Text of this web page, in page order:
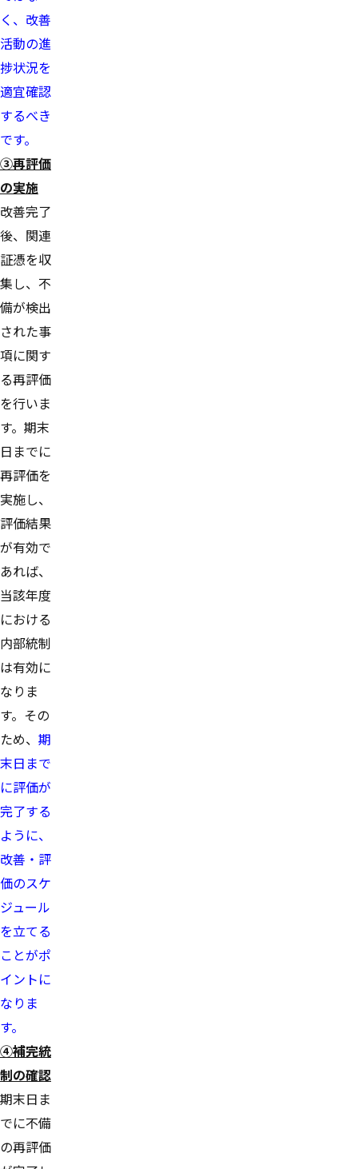
く、改善
活動の進
捗状況を
適宜確認
するべき
です。
③再評価
の実施
改善完了
後、関連
証憑を収
集し、不
備が検出
された事
項に関す
る再評価
を行いま
す。期末
日までに
再評価を
実施し、
評価結果
が有効で
あれば、
当該年度
における
内部統制
は有効に
なりま
す。その
ため、 期
末日まで
に評価が
完了する
ように、
改善・評
価のスケ
ジュール
を立てる
ことがポ
イントに
なりま
す。
④補完統
制の確認
期末日ま
でに不備
の再評価